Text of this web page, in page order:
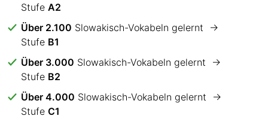
Stufe A2
Über 2.100 Slowakisch-Vokabeln gelernt →
Stufe B1
Über 3.000 Slowakisch-Vokabeln gelernt →
Stufe B2
Über 4.000 Slowakisch-Vokabeln gelernt →
Stufe C1